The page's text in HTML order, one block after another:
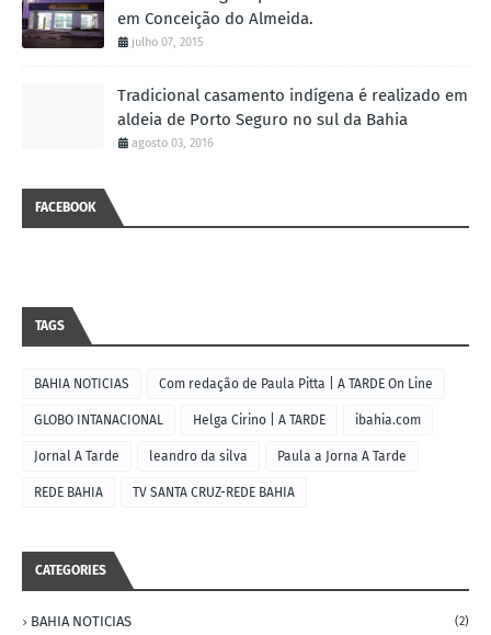
em Conceição do Almeida.
julho 07, 2015
Tradicional casamento indígena é realizado em
aldeia de Porto Seguro no sul da Bahia
agosto 03, 2016
FACEBOOK
TAGS
BAHIA NOTICIAS Com redação de Paula Pitta | A TARDE On Line
GLOBO INTANACIONAL Helga Cirino | A TARDE ibahia.com
Jornal A Tarde leandro da silva Paula a Jorna A Tarde
REDE BAHIA TV SANTA CRUZ-REDE BAHIA
CATEGORIES
BAHIA NOTICIAS (2)